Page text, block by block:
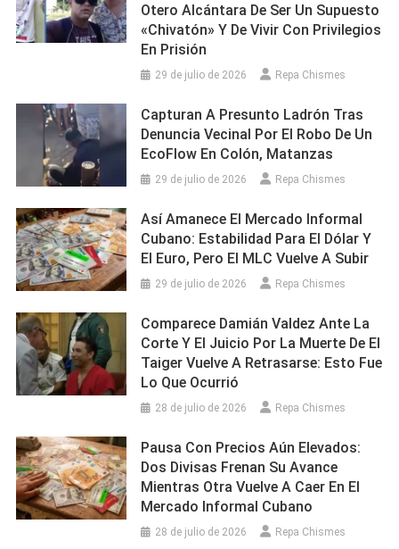
Otero Alcántara De Ser Un Supuesto
«chivatón» Y De Vivir Con Privilegios
En Prisión
29 de julio de 2026 Repa Chismes
Capturan A Presunto Ladrón Tras
Denuncia Vecinal Por El Robo De Un
EcoFlow En Colón, Matanzas
29 de julio de 2026 Repa Chismes
Así Amanece El Mercado Informal
Cubano: Estabilidad Para El Dólar Y
El Euro, Pero El MLC Vuelve A Subir
29 de julio de 2026 Repa Chismes
Comparece Damián Valdez Ante La
Corte Y El Juicio Por La Muerte De El
Taiger Vuelve A Retrasarse: Esto Fue
Lo Que Ocurrió
28 de julio de 2026 Repa Chismes
Pausa Con Precios Aún Elevados:
Dos Divisas Frenan Su Avance
Mientras Otra Vuelve A Caer En El
Mercado Informal Cubano
28 de julio de 2026 Repa Chismes